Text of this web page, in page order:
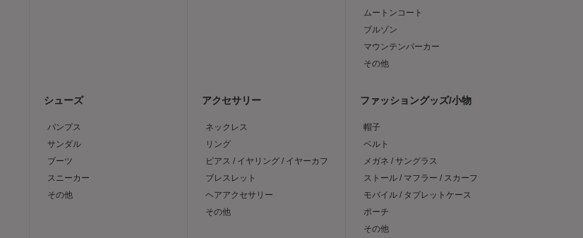
ムートンコート
ブルゾン
マウンテンパーカー
その他
シューズ
パンプス
サンダル
ブーツ
スニーカー
その他
アクセサリー
ネックレス
リング
ピアス / イヤリング / イヤーカフ
ブレスレット
ヘアアクセサリー
その他
ファッショングッズ/小物
帽子
ベルト
メガネ / サングラス
ストール / マフラー / スカーフ
モバイル / タブレットケース
ポーチ
その他